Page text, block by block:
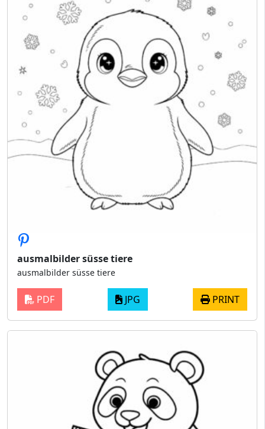
ausmalbilder süsse tiere
ausmalbilder süsse tiere
PDF JPG PRINT